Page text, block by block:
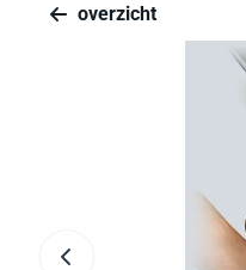
overzicht